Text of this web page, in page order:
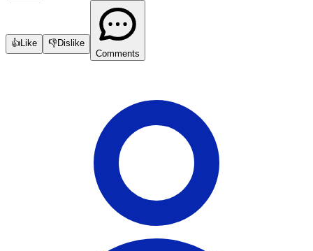
👍 Like 👎Dislike
Comments